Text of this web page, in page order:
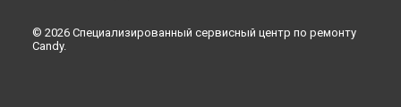
© 2026 Специализированный сервисный центр по ремонту
Candy.